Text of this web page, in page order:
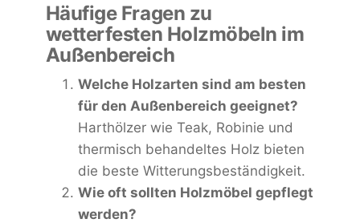
Häufige Fragen zu
wetterfesten Holzmöbeln im
Außenbereich
Welche Holzarten sind am besten
für den Außenbereich geeignet?
Harthölzer wie Teak, Robinie und
thermisch behandeltes Holz bieten
die beste Witterungsbeständigkeit.
Wie oft sollten Holzmöbel gepflegt
werden?